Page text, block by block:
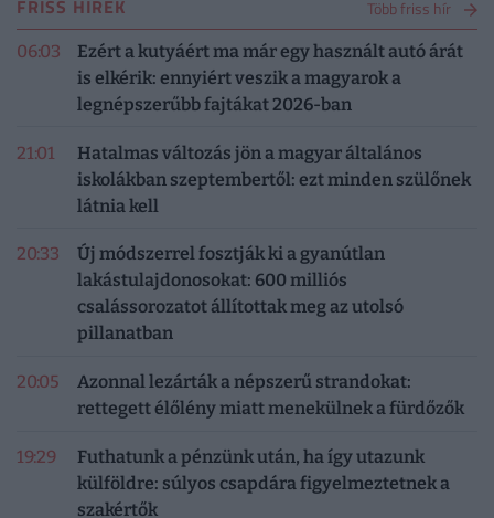
FRISS HÍREK Több friss hír
06:03
Ezért a kutyáért ma már egy használt autó árát
is elkérik: ennyiért veszik a magyarok a
legnépszerűbb fajtákat 2026-ban
21:01
Hatalmas változás jön a magyar általános
iskolákban szeptembertől: ezt minden szülőnek
látnia kell
20:33
Új módszerrel fosztják ki a gyanútlan
lakástulajdonosokat: 600 milliós
csalássorozatot állítottak meg az utolsó
pillanatban
20:05
Azonnal lezárták a népszerű strandokat:
rettegett élőlény miatt menekülnek a fürdőzők
19:29
Futhatunk a pénzünk után, ha így utazunk
külföldre: súlyos csapdára figyelmeztetnek a
szakértők